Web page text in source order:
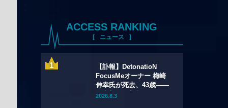
ACCESS RANKING
ニュース
【訃報】DetonatioN
FocusMeオーナー 梅崎
伸幸氏が死去、43歳——
国内初の給与制eスポーツ
2026.8.3